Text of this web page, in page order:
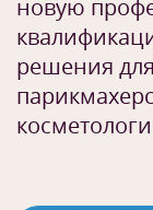
новую
решения